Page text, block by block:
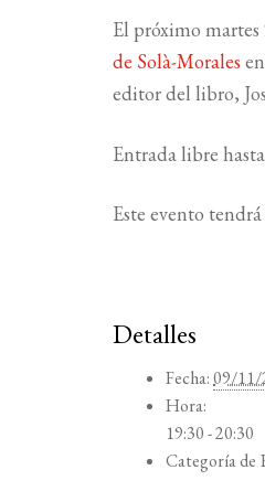
El próximo
de Solà-Morales
editor del libro,
Entrada libre
Este evento
Detalles
Fecha: 09/11/
Hora:
19:30 - 20:30
Categoría de